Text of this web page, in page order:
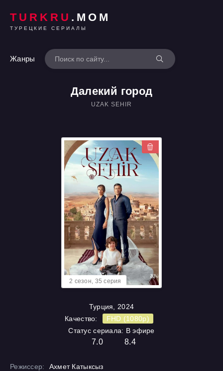
TURKRU .MOM
ТУРЕЦКИЕ СЕРИАЛЫ
Жанры
Далекий город
UZAK SEHIR
Турция, 2024
Качество:
FHD (1080p)
Статус сериала: В эфире
7.0 8.4
2 cезон, 35 cерия
Режиссер:
Ахмет Катыксыз